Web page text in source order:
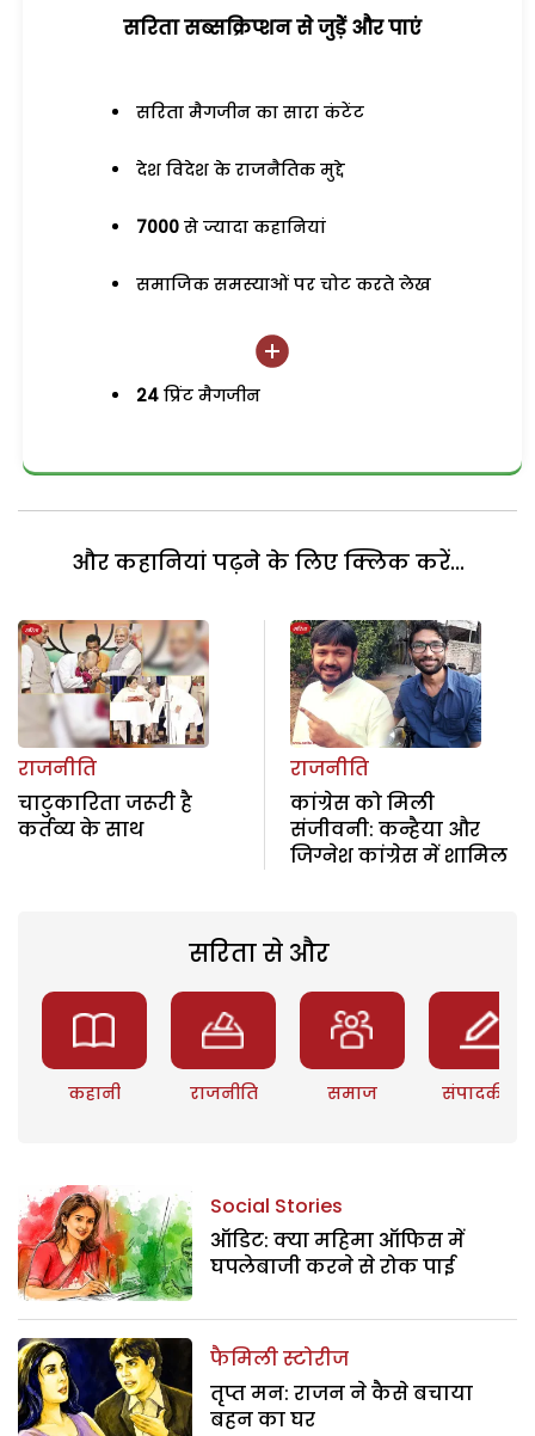
सरिता सब्सक्रिप्शन से जुड़ेें और पाएं
सरिता मैगजीन का सारा कंटेंट
देश विदेश के राजनैतिक मुद्दे
7000 से ज्यादा कहानियां
समाजिक समस्याओं पर चोट करते लेख
24 प्रिंट मैगजीन
और कहानियां पढ़ने के लिए क्लिक करें...
राजनीति
चाटुकारिता जरूरी है
कर्तव्य के साथ
राजनीति
कांग्रेस को मिली
संजीवनी: कन्हैया और
जिग्नेश कांग्रेस में शामिल
सरिता से और
कहानी राजनीति समाज संपादकीय
Social Stories
ऑडिट: क्या महिमा ऑफिस में
घपलेबाजी करने से रोक पाई
फैमिली स्टोरीज
तृप्त मन: राजन ने कैसे बचाया
बहन का घर